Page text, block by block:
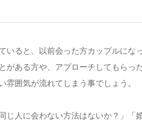
いると、以前会った方カップルにな
がある方や、アプローチしてもらっ
囲気が流れてしまう事でしょう。
じ人に会わない方法はないか？」「